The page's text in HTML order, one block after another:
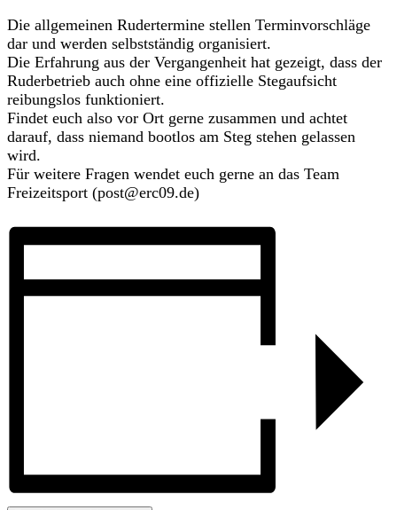
Die allgemeinen Rudertermine stellen Terminvorschläge
dar und werden selbstständig organisiert.
Die Erfahrung aus der Vergangenheit hat gezeigt, dass der
Ruderbetrieb auch ohne eine offizielle Stegaufsicht
reibungslos funktioniert.
Findet euch also vor Ort gerne zusammen und achtet
darauf, dass niemand bootlos am Steg stehen gelassen
wird.
Für weitere Fragen wendet euch gerne an das Team
Freizeitsport (post@erc09.de)